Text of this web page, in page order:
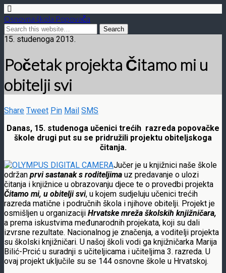
Osnovna škola Popovača
15. studenoga 2013.
Početak projekta Čitamo mi u
obitelji svi
Share Tweet Pin Mail SMS
Danas, 15. studenoga učenici trećih razreda popovačke
škole drugi put su se pridružili projektu obiteljskoga
čitanja.
Jučer je u knjižnici naše škole
održan prvi sastanak s roditeljima uz predavanje o ulozi
čitanja i knjižnice u obrazovanju djece te o provedbi projekta
Čitamo mi, u obitelji svi, u kojem sudjeluju učenici trećih
razreda matične i područnih škola i njihove obitelji. Projekt je
osmišljen u organizaciji Hrvatske mreža školskih knjižničara,
a prema iskustvima međunarodnih projekata, koji su dali
izvrsne rezultate. Nacionalnog je značenja, a voditelji projekta
su školski knjižničari. U našoj školi vodi ga knjižničarka Marija
Bilić-Prcić u suradnji s učiteljicama i učiteljima 3. razreda. U
ovaj projekt uključile su se 144 osnovne škole u Hrvatskoj.